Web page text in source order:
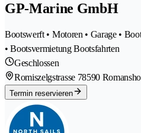
GP-Marine GmbH
Bootswerft • Motoren • Garage •
• Bootsvermietung Bootsfahrten
Geschlossen
Romiszelgstrasse 78590
Termin reservieren